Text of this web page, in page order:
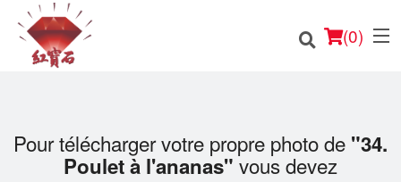
(0)
Commander en ligne
Pour télécharger votre propre photo de "34.
Poulet à l'ananas"vous devez